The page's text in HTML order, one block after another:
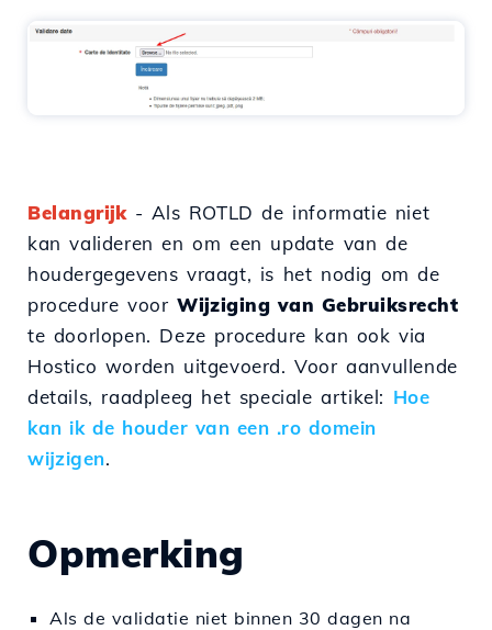
Belangrijk- Als ROTLD de informatie niet
kan valideren en om een update van de
houdergegevens vraagt, is het nodig om de
procedure voor Wijziging van Gebruiksrecht
te doorlopen. Deze procedure kan ook via
Hostico worden uitgevoerd. Voor aanvullende
details, raadpleeg het speciale artikel: Hoe
kan ik de houder van een .ro domein
wijzigen.
Opmerking
Als de validatie niet binnen 30 dagen na